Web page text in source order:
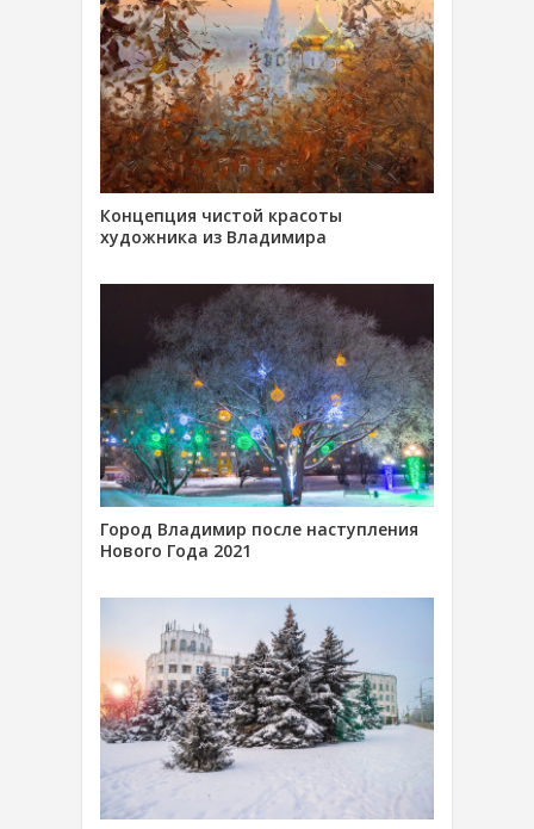
Концепция чистой красоты
художника из Владимира
Город Владимир после наступления
Нового Года 2021